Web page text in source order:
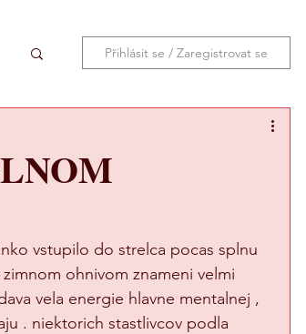
Přihlásit se / Zaregistrovat se
vstupilo do strelca pocas splnu
ohnivom znameni velmi
vela energie hlavne mentalnej ,
. niektorich stastlivcov podla